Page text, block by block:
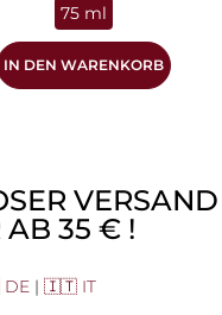
75 ml
IN DEN WARENKORB
VERSAND
AB 35 € !
| 🇮🇹 IT